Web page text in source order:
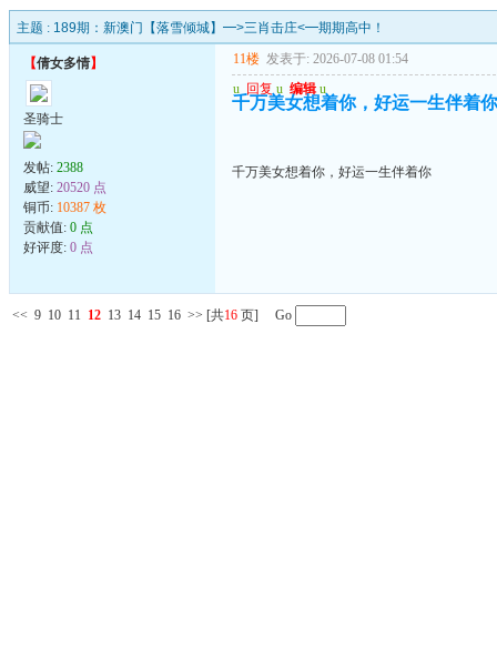
主题 : 189期：新澳门【落雪倾城】━>三肖击庄<━期期高中！
【倩女多情】
圣骑士
发帖: 2388
威望: 20520 点
铜币: 10387 枚
贡献值: 0 点
好评度: 0 点
11楼 发表于: 2026-07-08 01:54
u 回复 u 编辑 u
千万美女想着你，好运一生伴着你
千万美女想着你，好运一生伴着你
<< 9 10 11 12 13 14 15 16 >> [共16 页] Go